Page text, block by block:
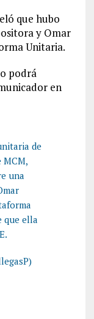
que hubo
y Omar
Unitaria.
podrá
en
de
una
que ella